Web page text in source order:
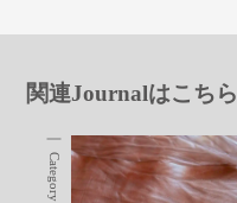
関連Journalはこちら
Category